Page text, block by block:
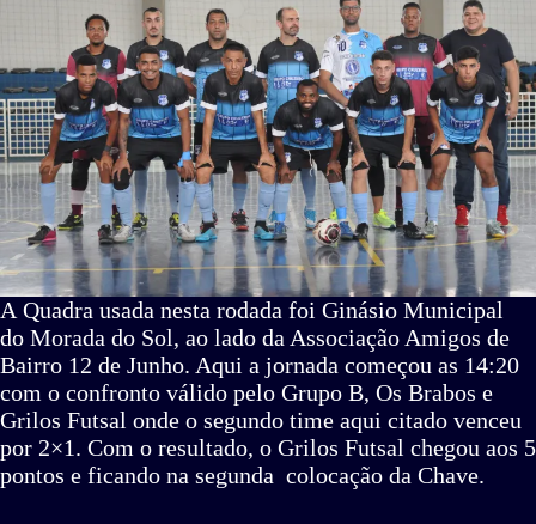
A Quadra usada nesta rodada foi Ginásio Municipal
do Morada do Sol, ao lado da Associação Amigos de
Bairro 12 de Junho. Aqui a jornada começou as 14:20
com o confronto válido pelo Grupo B, Os Brabos e
Grilos Futsal onde o segundo time aqui citado venceu
por 2×1. Com o resultado, o Grilos Futsal chegou aos 5
pontos e ficando na segunda colocação da Chave.